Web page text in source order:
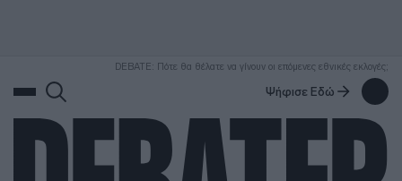
DEBATE: Πότε θα θέλατε να γίνουν οι επόμενες εθνικές εκλογές;
Ψήφισε Εδώ